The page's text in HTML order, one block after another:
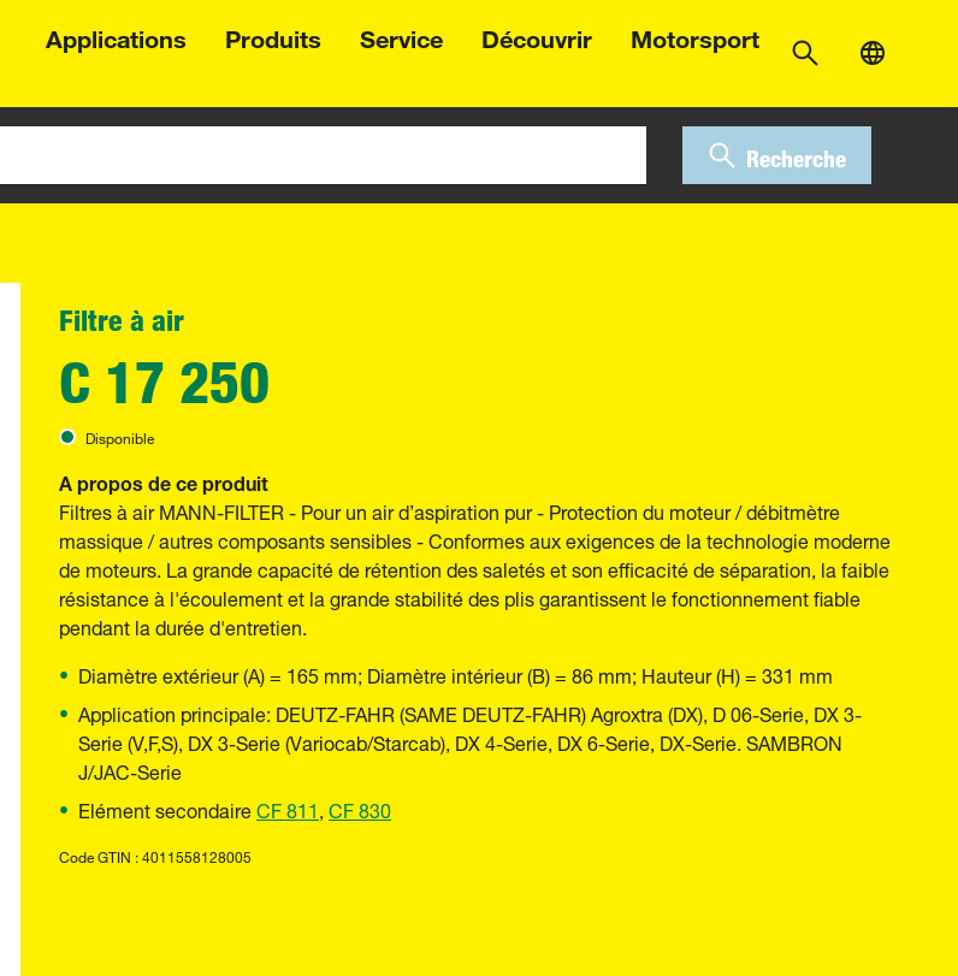
Applications Produits Service Découvrir Motorsport
Recherche
Filtre à air
C 17 250
Disponible
A propos de ce produit
Filtres à air MANN-FILTER - Pour un air d’aspiration pur - Protection du moteur / débitmètre
massique / autres composants sensibles - Conformes aux exigences de la technologie moderne
de moteurs. La grande capacité de rétention des saletés et son efficacité de séparation, la faible
résistance à l'écoulement et la grande stabilité des plis garantissent le fonctionnement fiable
pendant la durée d'entretien.
Diamètre extérieur (A) = 165 mm; Diamètre intérieur (B) = 86 mm; Hauteur (H) = 331 mm
Application principale: DEUTZ-FAHR (SAME DEUTZ-FAHR) Agroxtra (DX), D 06-Serie, DX 3-
Serie (V,F,S), DX 3-Serie (Variocab/Starcab), DX 4-Serie, DX 6-Serie, DX-Serie. SAMBRON
J/JAC-Serie
Elément secondaireCF 811,CF 830
Code GTIN : 4011558128005